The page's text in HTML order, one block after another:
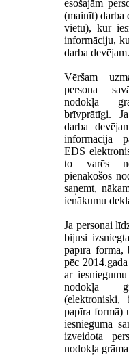
esošajām
(mainīt) darba
vietu), kur
informāciju,
darba devējam.
Vēršam
persona
nodokļa
brīvprātīgi.
darba
informācija
EDS
to varēs
pienākošos
saņemt,
ienākumu
Ja personai
bijusi
papīra formā,
pēc
ar
nodokļa
papīra formā)
iesnieguma
izveidota
nodokļa